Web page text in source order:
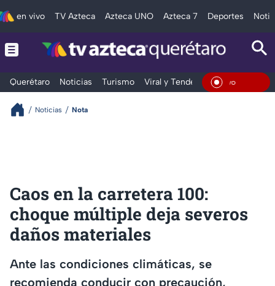
en vivo TV Azteca Azteca UNO Azteca 7 Deportes
Querétaro Noticias Turismo Viral y Tendencia Clima En
Noticias Nota
Caos en la carretera 100:
choque múltiple deja severos
daños materiales
Ante las condiciones climáticas, se
recomienda conducir con precaución,